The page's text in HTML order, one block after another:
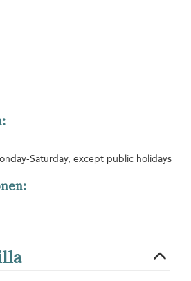
Saturday, except public holidays